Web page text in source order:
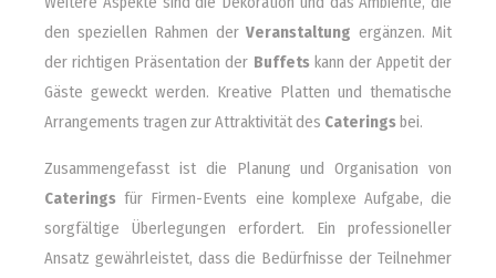
den speziellen Rahmen der Veranstaltung ergänzen. Mit
der richtigen Präsentation der Buffetskann der Appetit der
Gäste geweckt werden. Kreative Platten und thematische
Arrangements tragen zur Attraktivität des Caterings bei.
Zusammengefasst ist die Planung und Organisation von
Caterings für Firmen-Events eine komplexe Aufgabe, die
sorgfältige Überlegungen erfordert. Ein professioneller
Ansatz gewährleistet, dass die Bedürfnisse der Teilnehmer